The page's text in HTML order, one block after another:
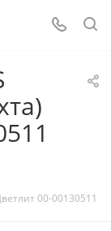
00-00130511